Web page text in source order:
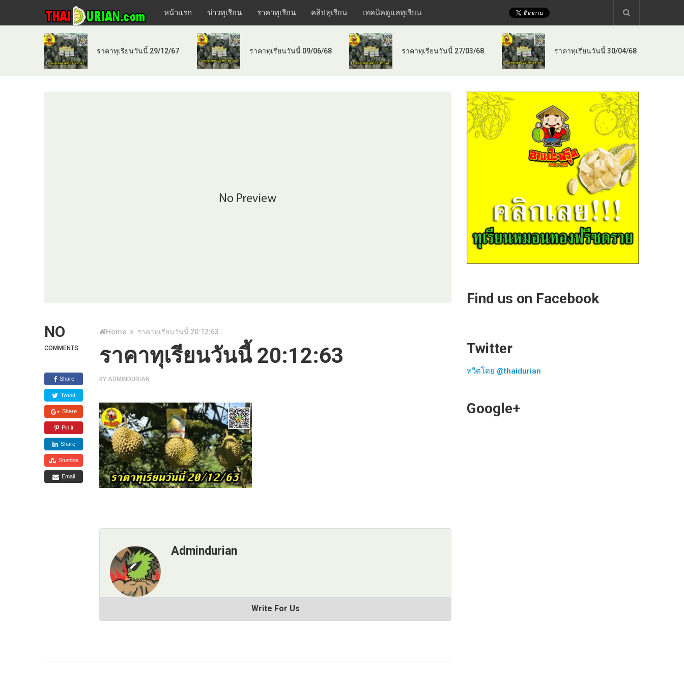
หน้าแรก ข่าวทุเรียน ราคาทุเรียน คลิปทุเรียน เทคนิคดูแลทุเรียน
ราคาทุเรียนวันนี้ 29/12/67 ราคาทุเรียนวันนี้ 09/06/68 ราคาทุเรียนวันนี้ 27/03/68 ราคาทุเรียนวันนี้ 30/04/68
NO
COMMENTS
Share
Tweet
Share
Pin it
Share
Stumble
Email
Home ราคาทุเรียนวันนี้ 20:12:63
ราคาทุเรียนวันนี้ 20:12:63
BY ADMINDURIAN
Admindurian
Write For Us
Find us on Facebook
Twitter
ทวีตโดย @thaidurian
Google+